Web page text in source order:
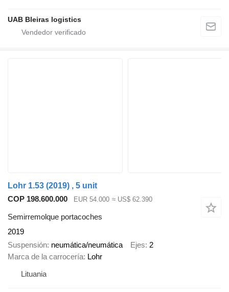
UAB Bleiras logistics
Lohr 1.53 (2019) , 5 unit
COP 198.600.000
EUR 54.000 ≈ US$ 62.390
Semirremolque portacoches
2019
Suspensión neumática/neumática Ejes 2
Marca de la carrocería Lohr
Lituania